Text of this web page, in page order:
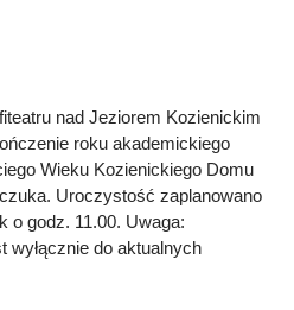
nad Jeziorem Kozienickim
roku akademickiego
Wieku Kozienickiego Domu
Uroczystość zaplanowano
o godz. 11.00. Uwaga:
wyłącznie do aktualnych